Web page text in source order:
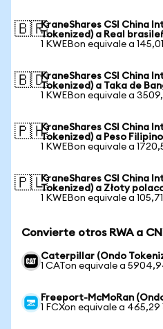
🇧🇷KraneShares CSI China
Tokenized) a Real
1 KWEBon equivale a
🇧🇩KraneShares CSI China
Tokenized) a Taka de
1 KWEBon equivale a
🇵🇭KraneShares CSI China
Tokenized) a Peso Filipino
1 KWEBon equivale a
🇵🇱KraneShares CSI China
Tokenized) a Złoty
1 KWEBon equivale a 105,71
Convierte otros RWA a
Caterpillar (Ondo
1 CATon equivale a
Freeport-McMoRan
1 FCXon equivale a 465,29